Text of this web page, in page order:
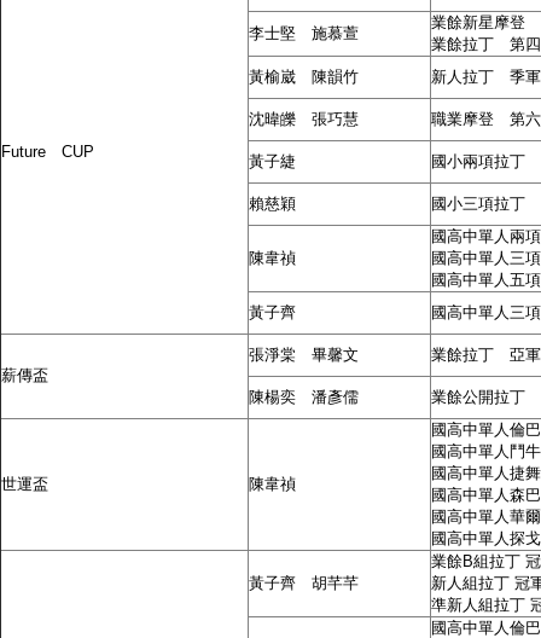
Future CUP
李士堅 施慕萱
業餘新星摩登
業餘拉丁 第
黃榆崴 陳韻竹
新人拉丁 季軍
沈暐皪 張巧慧 職業摩登 第
黃子緁 國小兩項拉丁
賴慈穎 國小三項拉丁
陳韋禎
國高中單人兩
國高中單人三
國高中單人五
黃子齊
國高中單人三
薪傳盃
張淨棠 畢馨文 業餘拉丁 亞軍
陳楊奕 潘彥儒 業餘公開拉丁
世運盃 陳韋禎
國高中單人倫
國高中單人鬥
國高中單人捷
國高中單人森
國高中單人
國高中單人探
黃子齊 胡芊芊
業餘B組拉丁
新人組拉丁 冠
準新人組拉丁
國高中單人倫